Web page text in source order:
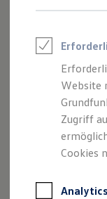
Leasing
Das optionale
zehn aufeinander
Gesamtleistung
jedem Sitzplatz
Subwoofers auch
erfolgt intuitiv
Website
Zugriff
Cookies